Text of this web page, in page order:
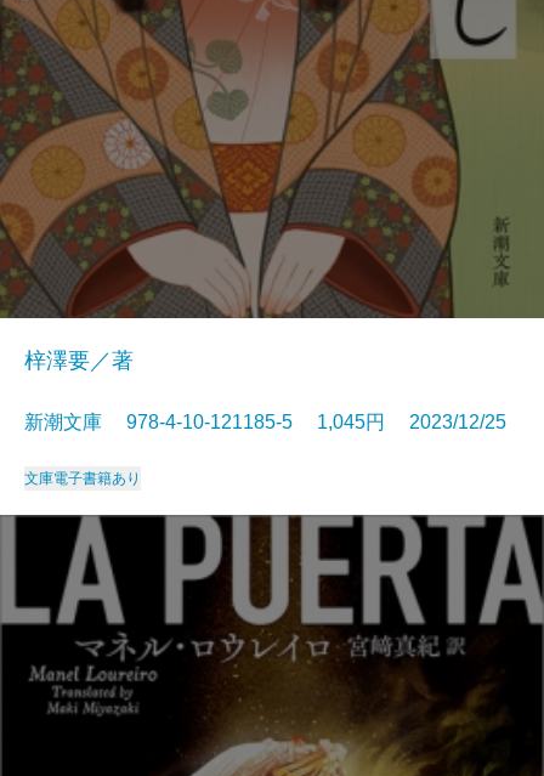
梓澤要／著
新潮文庫 978-4-10-121185-5 1,045円 2023/12/25
文庫電子書籍あり